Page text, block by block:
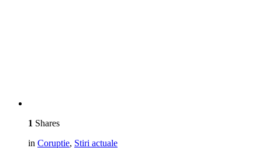
1 Shares
in Coruptie, Stiri actuale